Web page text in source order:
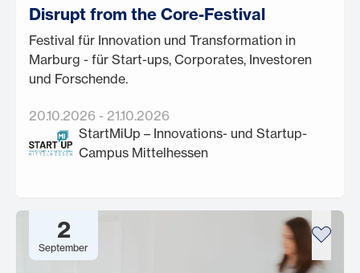
Disrupt from the Core-Festival
Festival für Innovation und Transformation in
Marburg - für Start-ups, Corporates, Investoren
und Forschende.
20.10.2026 - 21.10.2026
StartMiUp – Innovations- und Startup-
Campus Mittelhessen
2
September